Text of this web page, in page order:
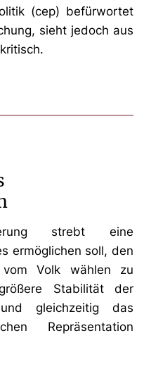
(cep) befürwortet
sieht jedoch aus
strebt eine
ermöglichen soll, den
vom Volk wählen zu
Stabilität der
gleichzeitig das
Repräsentation